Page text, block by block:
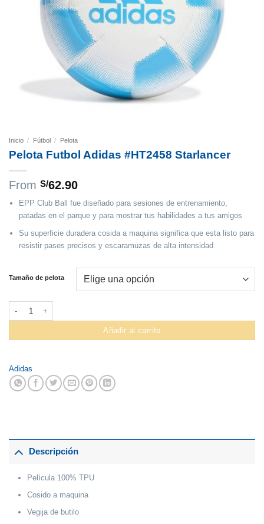
Inicio / Fútbol / Pelota
Pelota Futbol Adidas #HT2458 Starlancer
From S/62.90
EPP Club Ball fue diseñado para sesiones de entrenamiento,
patadas en el parque y para mostrar tus habilidades a tus amigos
Su superficie duradera cosida a maquina significa que esta listo para
resistir pases precisos y escaramuzas de alta intensidad
Tamaño de pelota
Añadir al carrito
Adidas
Descripción
Película 100% TPU
Cosido a maquina
Vegija de butilo